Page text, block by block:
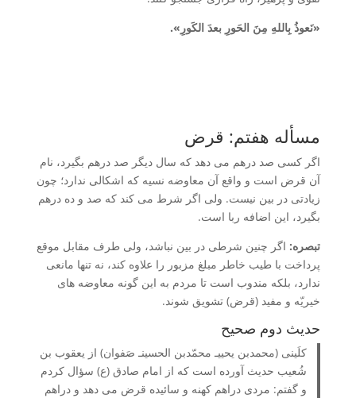
«نَعوذُ بِاللهِ مِنَ الحَورِ بعدَ الکَورِ».
مسأله هفتم: قرض
اگر کسی صد درهم می دهد که سال دیگر صد درهم بگیرد، نام
آن قرض است و واقع آن معاوضه نسیه که اشکالی ندارد؛ چون
زیادتی در بین نیست. ولی اگر شرط می کند که صد و ده درهم
بگیرد، این اضافه ربا است.
تبصره: اگر چنین شرطی در بین نباشد، ولی طرف مقابل موقع
پرداخت با طیب خاطر مبلغ مزبور را علاوه کند، نه تنها مانعی
ندارد، بلکه مندوب است تا مردم به این گونه معاوضه های
خیریّه و مفید (قرض) تشویق شوند.
حدیث دوم صحیح
کلَینی (محمدبن یحییـ محمّدبن الحسینـ صَفوان) از یعقوب بن
شُعیب حدیث آورده است که از امام صادق (ع) سؤال کردم
و گفتم: مردی دراهم کهنه و سائیده قرض می دهد و دراهم